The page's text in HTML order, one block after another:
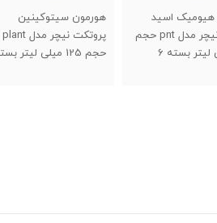
هورمون سیتوکینین
حجم 125 میلی لیتر بسته 6
هورمون
میلی لیتر بسته 6